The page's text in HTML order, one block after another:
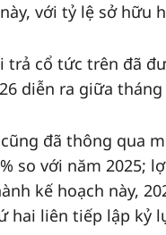
với tỷ lệ sở hữu
trả cổ tức trên đã
diễn ra giữa
đã thông qua
so với năm 2025;
kế hoạch này,
hai liên tiếp lập kỷ